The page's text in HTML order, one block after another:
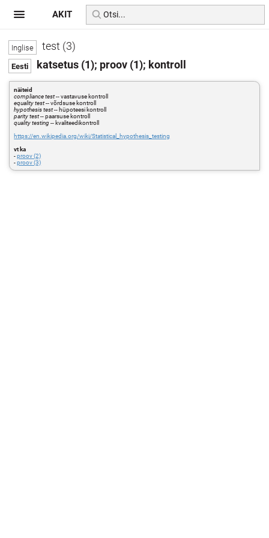
test (3)
katsetus (1); proov (1); kontroll
näiteid
compliance test-- vastavuse kontroll
equality test-- võrdsuse kontroll
hypothesis test-- hüpoteesi kontroll
parity test-- paarsuse kontroll
quality testing-- kvaliteedikontroll
https://en.wikipedia.org/wiki/Statistical_hypothesis_testing
vt ka
-proov (2)
-proov (3)
AKIT